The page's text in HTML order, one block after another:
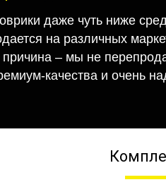
даже чуть ниже
на различных
– мы не
качества и очень